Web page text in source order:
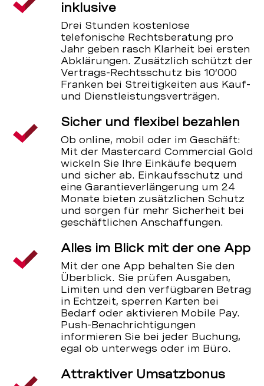
inklusive
Drei Stunden kostenlose
telefonische Rechtsberatung pro
Jahr geben rasch Klarheit bei ersten
Abklärungen. Zusätzlich schützt der
Vertrags-Rechtsschutz bis 10’000
Franken bei Streitigkeiten aus Kauf-
und Dienstleistungsverträgen.
Sicher und flexibel bezahlen
Ob online, mobil oder im Geschäft:
Mit der Mastercard Commercial Gold
wickeln Sie Ihre Einkäufe bequem
und sicher ab. Einkaufsschutz und
eine Garantieverlängerung um 24
Monate bieten zusätzlichen Schutz
und sorgen für mehr Sicherheit bei
geschäftlichen Anschaffungen.
Alles im Blick mit der one App
Mit der one App behalten Sie den
Überblick. Sie prüfen Ausgaben,
Limiten und den verfügbaren Betrag
in Echtzeit, sperren Karten bei
Bedarf oder aktivieren Mobile Pay.
Push-Benachrichtigungen
informieren Sie bei jeder Buchung,
egal ob unterwegs oder im Büro.
Attraktiver Umsatzbonus